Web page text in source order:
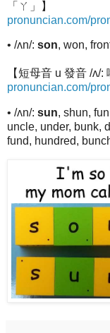
「ㄚ」】
pronuncian.com/
• /ʌn/: son, won,
【短母音 u 發音 /ʌ/:
pronuncian.com/
• /ʌn/: sun, shun,
uncle, under, bunk,
fund, hundred,